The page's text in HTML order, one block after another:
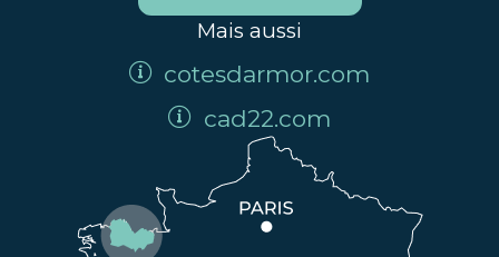
Mais aussi
cotesdarmor.com
cad22.com